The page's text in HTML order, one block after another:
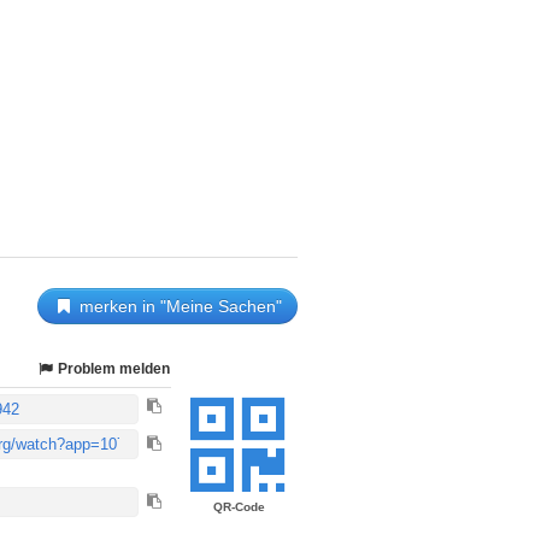
merken in "Meine Sachen"
QR-Code
Problem melden